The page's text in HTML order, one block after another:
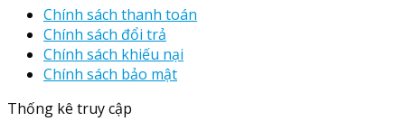
Chính sách thanh toán
Chính sách đổi trả
Chính sách khiếu nại
Chính sách bảo mật
Thống kê truy cập